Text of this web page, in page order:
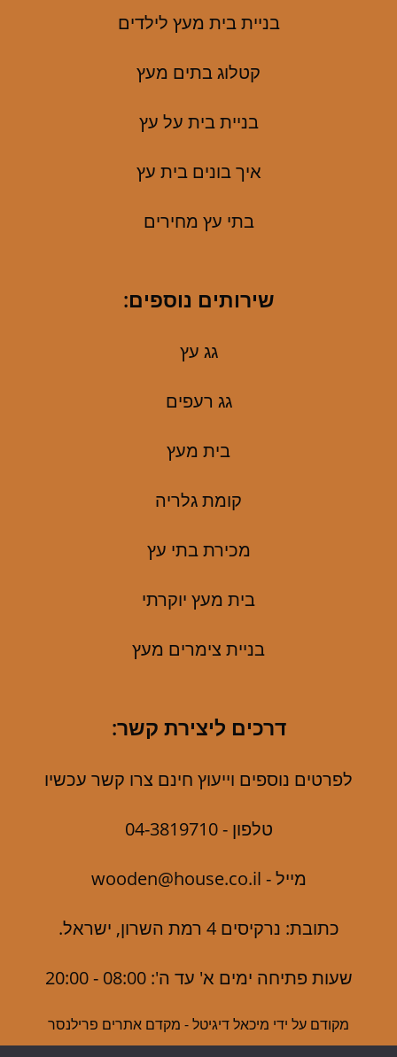
בניית בית מעץ לילדים
קטלוג בתים מעץ
בניית בית על עץ
איך בונים בית עץ
בתי עץ מחירים
שירותים נוספים:
גג עץ
גג רעפים
בית מעץ
קומת גלריה
מכירת בתי עץ
בית מעץ יוקרתי
בניית צימרים מעץ
דרכים ליצירת קשר:
לפרטים נוספים וייעוץ חינם צרו קשר עכשיו
טלפון -04-3819710
מייל - wooden@house.co.il
כתובת: נרקיסים 4 רמת השרון, ישראל.
שעות פתיחה ימים א' עד ה': 08:00 - 20:00
מקודם על ידי מיכאל דיגיטל - מקדם אתרים פרילנסר